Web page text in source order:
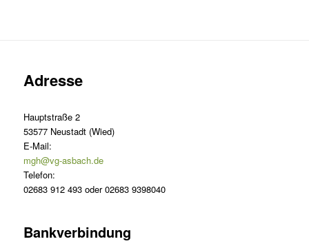
Adresse
Hauptstraße 2
53577 Neustadt (Wied)
E-Mail:
mgh@vg-asbach.de
Telefon:
02683 912 493 oder 02683 9398040
Bankverbindung